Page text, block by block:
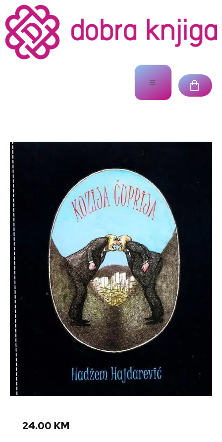
24.00 KM